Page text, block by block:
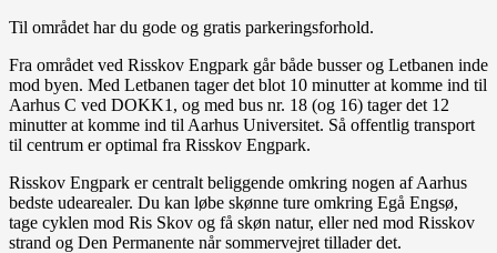
Til området har du gode og gratis parkeringsforhold.
Fra området ved Risskov Engpark går både busser og Letbanen inde
mod byen. Med Letbanen tager det blot 10 minutter at komme ind til
Aarhus C ved DOKK1, og med bus nr. 18 (og 16) tager det 12
minutter at komme ind til Aarhus Universitet. Så offentlig transport
til centrum er optimal fra Risskov Engpark.
Risskov Engpark er centralt beliggende omkring nogen af Aarhus
bedste udearealer. Du kan løbe skønne ture omkring Egå Engsø,
tage cyklen mod Ris Skov og få skøn natur, eller ned mod Risskov
strand og Den Permanente når sommervejret tillader det.